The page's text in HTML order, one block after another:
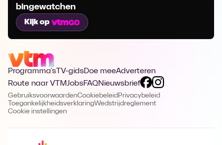
bingewatchen
Kijk op
Programma's TV-gidsDoe meeAdverteren
Route naar VTMJobsFAQNieuwsbrief
GebruiksvoorwaardenCookiebeleid Privacybeleid
ToegankelijkheidsverklaringWedstrijdreglement
Cookie instellingen